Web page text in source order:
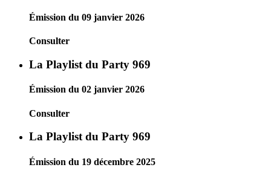
Émission du 09 janvier 2026
Consulter
La Playlist du Party 969
Émission du 02 janvier 2026
Consulter
La Playlist du Party 969
Émission du 19 décembre 2025